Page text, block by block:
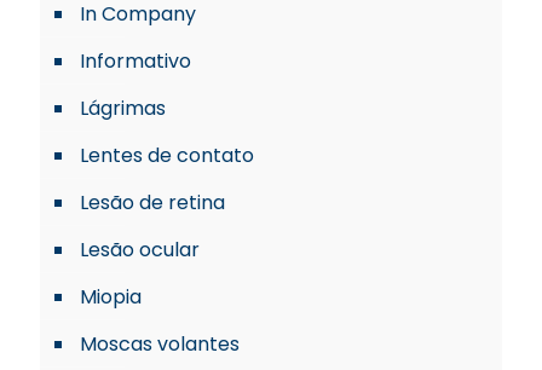
In Company
Informativo
Lágrimas
Lentes de contato
Lesão de retina
Lesão ocular
Miopia
Moscas volantes